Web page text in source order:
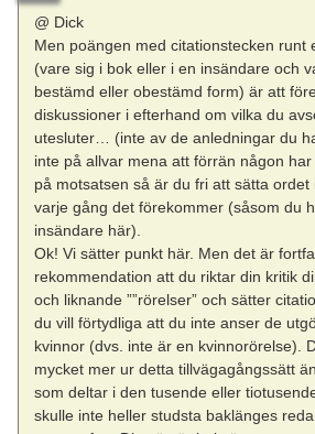
@ Dick
Men poängen med citationstecken runt
(vare sig i bok eller i en insändare och
bestämd eller obestämd form) är att
diskussioner i efterhand om vilka du
utesluter… (inte av de anledningar du
inte på allvar mena att förrän någon
på motsatsen så är du fri att sätta ordet
varje gång det förekommer (såsom du
insändare här).
Ok! Vi sätter punkt här. Men det är
rekommendation att du riktar din kritik
och liknande ””rörelser” och sätter
du vill förtydliga att du inte anser de
kvinnor (dvs. inte är en kvinnorörelse).
mycket mer ur detta tillvägagångssätt
som deltar i den tusende eller
skulle inte heller studsta baklänges